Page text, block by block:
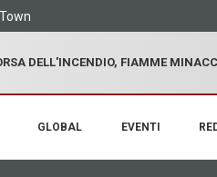
DELL'INCENDIO, FIAMME
GLOBAL EVENTI